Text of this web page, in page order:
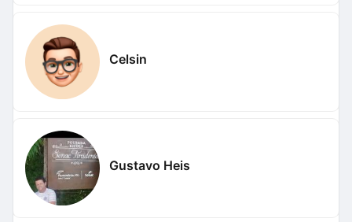
Celsin
Gustavo Heis